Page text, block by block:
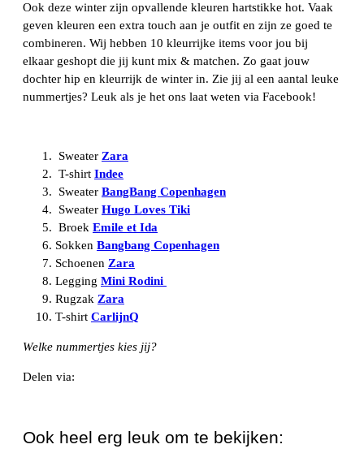
Ook deze winter zijn opvallende kleuren hartstikke hot. Vaak
geven kleuren een extra touch aan je outfit en zijn ze goed te
combineren. Wij hebben 10 kleurrijke items voor jou bij
elkaar geshopt die jij kunt mix & matchen. Zo gaat jouw
dochter hip en kleurrijk de winter in. Zie jij al een aantal leuke
nummertjes? Leuk als je het ons laat weten via Facebook!
Sweater Zara
T-shirt Indee
Sweater BangBang Copenhagen
Sweater Hugo Loves Tiki
Broek Emile et Ida
Sokken Bangbang Copenhagen
Schoenen Zara
Legging Mini Rodini
Rugzak Zara
T-shirt CarlijnQ
Welke nummertjes kies jij?
Delen via:
Ook heel erg leuk om te bekijken: